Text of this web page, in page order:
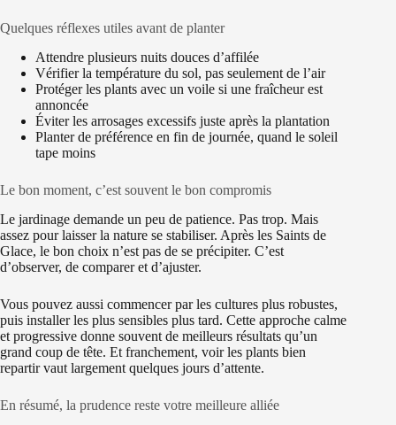
Quelques réflexes utiles avant de planter
Attendre plusieurs nuits douces d’affilée
Vérifier la température du sol, pas seulement de l’air
Protéger les plants avec un voile si une fraîcheur est
annoncée
Éviter les arrosages excessifs juste après la plantation
Planter de préférence en fin de journée, quand le soleil
tape moins
Le bon moment, c’est souvent le bon compromis
Le jardinage demande un peu de patience. Pas trop. Mais
assez pour laisser la nature se stabiliser. Après les Saints de
Glace, le bon choix n’est pas de se précipiter. C’est
d’observer, de comparer et d’ajuster.
Vous pouvez aussi commencer par les cultures plus robustes,
puis installer les plus sensibles plus tard. Cette approche calme
et progressive donne souvent de meilleurs résultats qu’un
grand coup de tête. Et franchement, voir les plants bien
repartir vaut largement quelques jours d’attente.
En résumé, la prudence reste votre meilleure alliée